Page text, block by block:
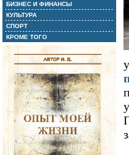
БИЗНЕС И ФИНАНСЫ
КУЛЬТУРА
СПОРТ
КРОМЕ ТОГО